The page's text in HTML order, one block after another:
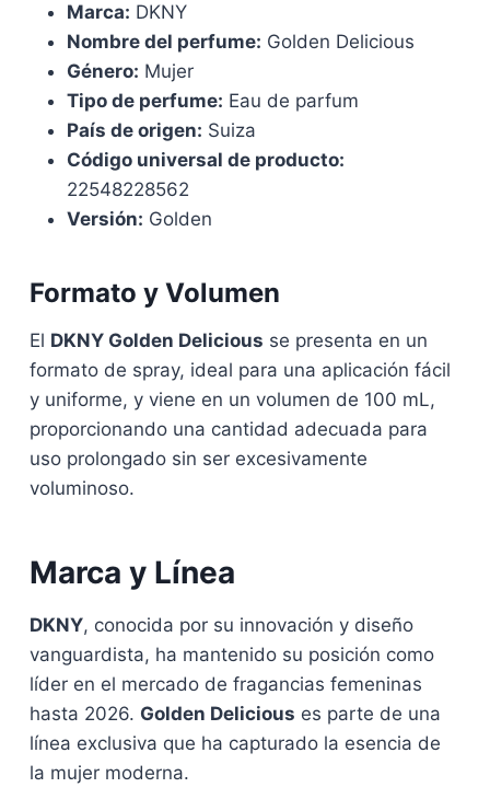
Marca: DKNY
Nombre del perfume: Golden Delicious
Género: Mujer
Tipo de perfume: Eau de parfum
País de origen: Suiza
Código universal de producto:
22548228562
Versión: Golden
Formato y Volumen
El DKNY Golden Delicious se presenta en un
formato de spray, ideal para una aplicación fácil
y uniforme, y viene en un volumen de 100 mL,
proporcionando una cantidad adecuada para
uso prolongado sin ser excesivamente
voluminoso.
Marca y Línea
DKNY, conocida por su innovación y diseño
vanguardista, ha mantenido su posición como
líder en el mercado de fragancias femeninas
hasta 2026. Golden Delicious es parte de una
línea exclusiva que ha capturado la esencia de
la mujer moderna.